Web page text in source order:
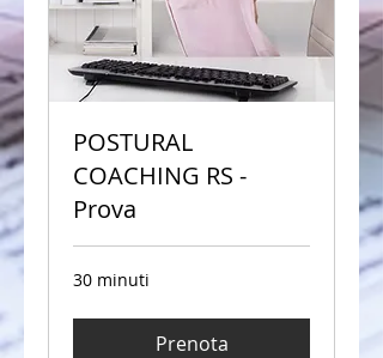
POSTURAL
COACHING RS -
Prova
30 minuti
Prenota